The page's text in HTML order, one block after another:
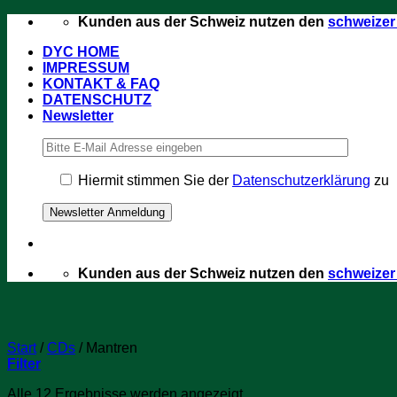
Zum
springen
Kunden aus der Schweiz nutzen den
DYC HOME
IMPRESSUM
KONTAKT & FAQ
DATENSCHUTZ
Newsletter
Hiermit stimmen Sie der Datenschutzerklärung zu
Kunden aus der Schweiz nutzen den
Start / CDs /Mantren
Filter
Alle 12 Ergebnisse werden angezeigt